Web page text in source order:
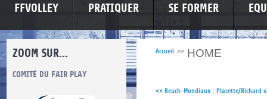
FFVOLLEY PRATIQUER SE FORMER
ZOOM SUR...
COMITÉ DU FAIR PLAY LUTTE CONTRE LES VIOLENCES
Accueil >> HOME
<< Beach-Mondiaux : Placette/Richard